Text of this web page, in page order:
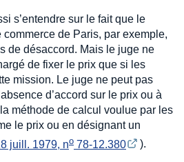
s’entendre sur le fait que le
de Paris, par exemple,
de désaccord. Mais le juge ne
de fixer le prix que si les
mission. Le juge ne peut pas
d’accord sur le prix ou à
la méthode de calcul voulue par les
le prix ou en désignant un
juill. 1979, no 78-12.380 ).